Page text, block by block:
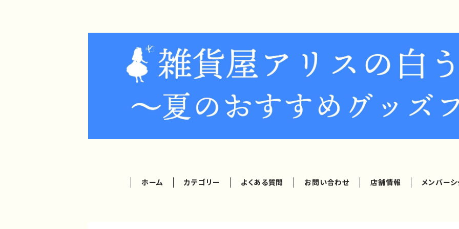
ホーム カテゴリー よくある質問 お問い合わせ 店舗情報 メンバーシ